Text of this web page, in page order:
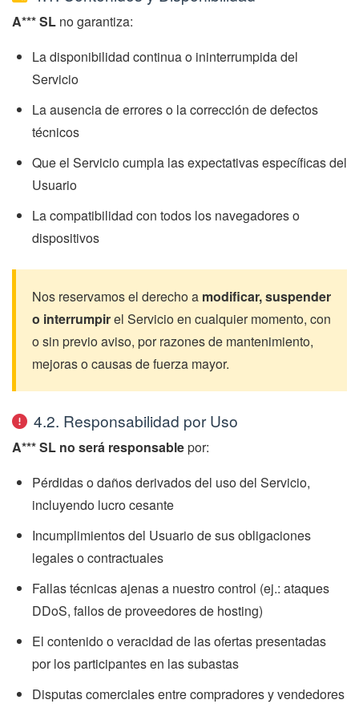
A*** SL no garantiza:
La disponibilidad continua o ininterrumpida del
Servicio
La ausencia de errores o la corrección de defectos
técnicos
Que el Servicio cumpla las expectativas específicas del
Usuario
La compatibilidad con todos los navegadores o
dispositivos
Nos reservamos el derecho a modificar, suspender
o interrumpirel Servicio en cualquier momento, con
o sin previo aviso, por razones de mantenimiento,
mejoras o causas de fuerza mayor.
4.2. Responsabilidad por Uso
A*** SL no será responsablepor:
Pérdidas o daños derivados del uso del Servicio,
incluyendo lucro cesante
Incumplimientos del Usuario de sus obligaciones
legales o contractuales
Fallas técnicas ajenas a nuestro control (ej.: ataques
DDoS, fallos de proveedores de hosting)
El contenido o veracidad de las ofertas presentadas
por los participantes en las subastas
Disputas comerciales entre compradores y vendedores